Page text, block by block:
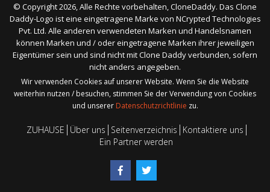
© Copyright 2026, Alle Rechte vorbehalten, CloneDaddy. Das Clone
Daddy-Logo ist eine eingetragene Marke von NCrypted Technologies
Pvt. Ltd. Alle anderen verwendeten Marken und Handelsnamen
können Marken und / oder eingetragene Marken ihrer jeweiligen
Eigentümer sein und sind nicht mit Clone Daddy verbunden, sofern
nicht anders angegeben.
Wir verwenden Cookies auf unserer Website. Wenn Sie die Website
weiterhin nutzen / besuchen, stimmen Sie der Verwendung von Cookies
und unserer Datenschutzrichtlinie zu.
ZUHAUSE Über uns Seitenverzeichnis Kontaktiere uns
Ein Partner werden